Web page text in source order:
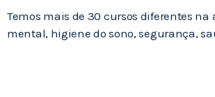
Temos mais de 30 cursos diferentes na
mental, higiene do sono, segurança,